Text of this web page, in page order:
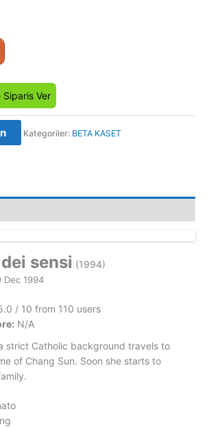
Ver
Kategoriler: BETA KASET
sensi (1994)
Dec 1994
/ 10 from 110 users
N/A
strict Catholic background travels to
of Chang Sun. Soon she starts to